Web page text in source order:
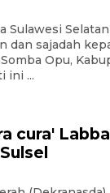
Sulawesi Selatan
dan sajadah
Opu,
ini ...
cura'